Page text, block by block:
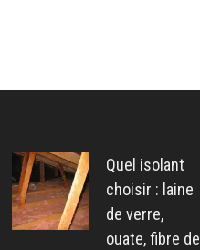
Quel isolant
choisir : laine
de verre,
ouate, fibre de